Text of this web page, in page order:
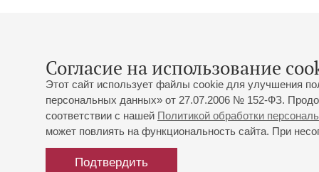
Согласие на использование
Этот сайт использует файлы cookie для улучшения
персональных данных» от 27.07.2006 № 152-ФЗ.
соответствии с нашей Политикой обработки
может повлиять на функциональность сайта. При
Подтвердить